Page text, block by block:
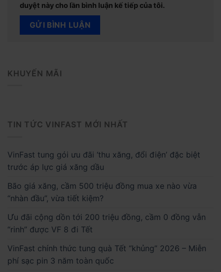
duyệt này cho lần bình luận kế tiếp của tôi.
KHUYẾN MÃI
TIN TỨC VINFAST MỚI NHẤT
VinFast tung gói ưu đãi ‘thu xăng, đổi điện’ đặc biệt
trước áp lực giá xăng dầu
Bão giá xăng, cầm 500 triệu đồng mua xe nào vừa
“nhàn đầu”, vừa tiết kiệm?
Ưu đãi cộng dồn tới 200 triệu đồng, cầm 0 đồng vẫn
“rinh” được VF 8 đi Tết
VinFast chính thức tung quà Tết “khủng” 2026 – Miễn
phí sạc pin 3 năm toàn quốc